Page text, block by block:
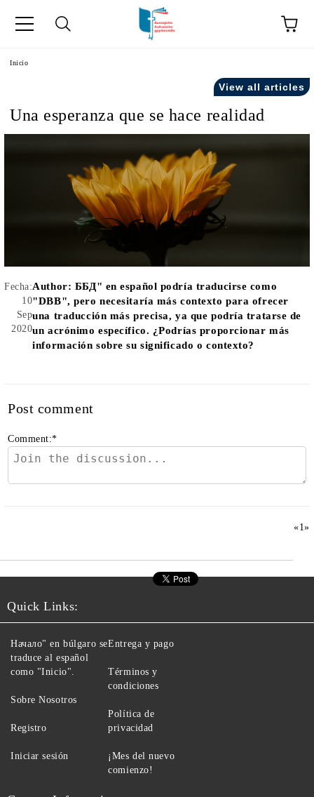
Inicio
View all articles
Una esperanza que se hace realidad
Fecha:
10
Sep
2020
Author: ББД" en español podría traducirse como
"DBB", pero necesitaría más contexto para ofrecer
una traducción más precisa, ya que podría tratarse de
un acrónimo específico. ¿Podrías proporcionar más
información sobre su significado o contexto?
Post comment
Comment:*
«1»
Quick Links:
Начало" en búlgaro se
traduce al español
como "Inicio".
Sobre Nosotros
Registro
Iniciar sesión
Entrega y pago
Términos y
condiciones
Política de
privacidad
¡Mes del nuevo
comienzo!